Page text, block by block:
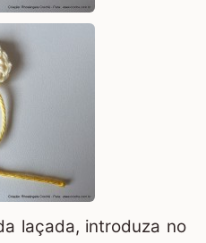
laçada, introduza no